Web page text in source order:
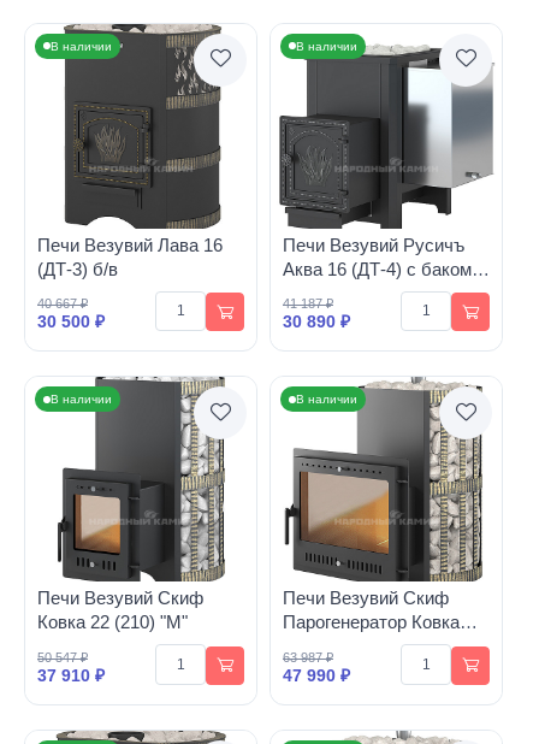
В наличии
Печи Везувий Лава 16
(ДТ-3) б/в
40 667 ₽
30 500 ₽
В наличии
Печи Везувий Русичъ
Аква 16 (ДТ-4) с баком
41 187 ₽
30 890 ₽
В наличии
Печи Везувий Скиф
Ковка 22 (210) "М"
50 547 ₽
37 910 ₽
В наличии
Печи Везувий Скиф
Парогенератор Ковка
(Панорама) "М"
63 987 ₽
47 990 ₽